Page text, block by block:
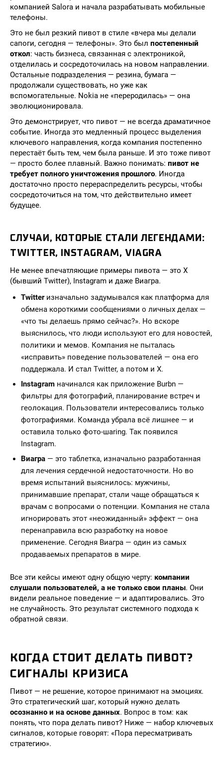
компанией Salora и начала разрабатывать мобильные
телефоны.
Это не был резкий пивот в стиле «вчера мы делали
сапоги, сегодня — телефоны». Это был постепенный
откол: часть бизнеса, связанная с электроникой,
отделилась и сосредоточилась на новом направлении.
Остальные подразделения — резина, бумага —
продолжали существовать, но уже как
вспомогательные. Nokia не «переродилась» — она
эволюционировала.
Это демонстрирует, что пивот — не всегда драматичное
событие. Иногда это медленный процесс выделения
ключевого направления, когда компания постепенно
перестаёт быть тем, чем была раньше. И это тоже пивот
— просто более плавный. Важно понимать: пивот не
требует полного уничтожения прошлого. Иногда
достаточно просто перераспределить ресурсы, чтобы
сосредоточиться на том, что действительно имеет
будущее.
СЛУЧАИ, КОТОРЫЕ СТАЛИ ЛЕГЕНДАМИ:
TWITTER, INSTAGRAM, VIAGRA
Не менее впечатляющие примеры пивота — это X
(бывший Twitter), Instagram и даже Виагра.
Twitterизначально задумывался как платформа для
обмена короткими сообщениями о личных делах —
«что ты делаешь прямо сейчас?». Но вскоре
выяснилось, что люди используют его для новостей,
политики и мемов. Компания не пыталась
«исправить» поведение пользователей — она его
поддержала. И стал Twitter, а потом и X.
Instagram начинался как приложение Burbn —
фильтры для фотографий, планирование встреч и
геолокация. Пользователи интересовались только
фотографиями. Команда убрала всё лишнее — и
оставила только фото-шaring. Так появился
Instagram.
Виагра — это таблетка, изначально разработанная
для лечения сердечной недостаточности. Но во
время испытаний выяснилось: мужчины,
принимавшие препарат, стали чаще обращаться к
врачам с вопросами о потенции. Компания не стала
игнорировать этот «неожиданный» эффект — она
перенаправила всю разработку на новое
применение. Сегодня Виагра — один из самых
продаваемых препаратов в мире.
Все эти кейсы имеют одну общую черту: компании
слушали пользователей, а не только свои планы. Они
видели реальное поведение — и адаптировались. Это
не случайность. Это результат системного подхода к
обратной связи.
КОГДА СТОИТ ДЕЛАТЬ ПИВОТ?
СИГНАЛЫ КРИЗИСА
Пивот — не решение, которое принимают на эмоциях.
Это стратегический шаг, который нужно делать
осознанно и на основе данных. Вопрос в том: как
понять, что пора делать пивот? Ниже — набор ключевых
сигналов, которые говорят: «Пора пересматривать
стратегию».